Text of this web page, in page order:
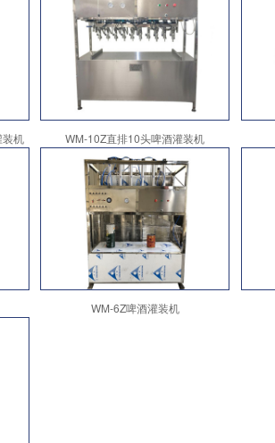
装机 WM-10Z直排10头啤酒灌装机
WM-6Z啤酒灌装机